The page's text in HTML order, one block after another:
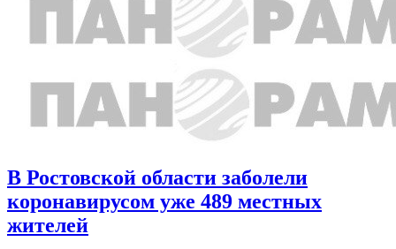
В Ростовской области заболели
коронавирусом уже 489 местных
жителей